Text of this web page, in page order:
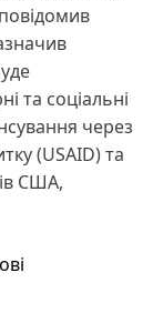
та соціальні
через
(USAID) та
США,